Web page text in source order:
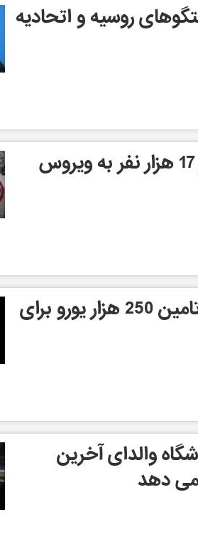
روسیه و اتحادیه
در انگلیس در طی یک روز 17 هزار نفر به ویروس
باشگاه پرسپولیس خبر از تامین 250 هزار یورو برای
والدای آخرین
می دهد